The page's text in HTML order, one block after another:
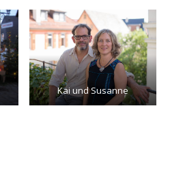
Kai und Susanne